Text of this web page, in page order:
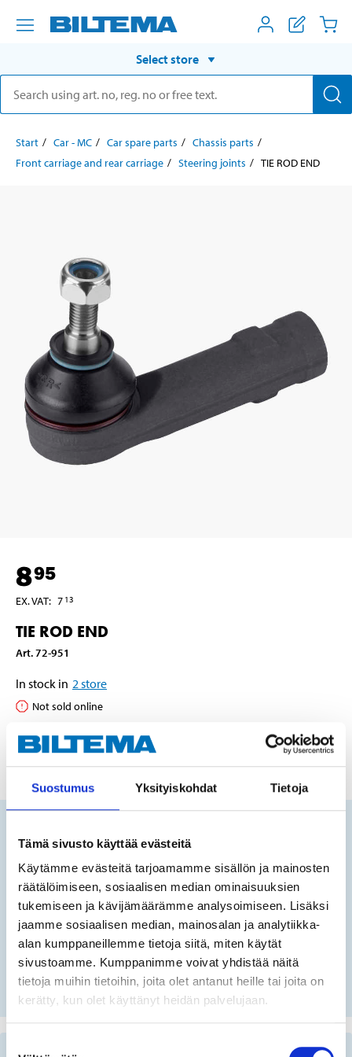
Suostumus Yksityiskohdat Tietoja
Tämä sivusto käyttää evästeitä
Käytämme evästeitä tarjoamamme sisällön ja mainosten
räätälöimiseen, sosiaalisen median ominaisuuksien
tukemiseen ja kävijämäärämme analysoimiseen. Lisäksi
jaamme sosiaalisen median, mainosalan ja analytiikka-
alan kumppaneillemme tietoja siitä, miten käytät
sivustoamme. Kumppanimme voivat yhdistää näitä
tietoja muihin tietoihin, joita olet antanut heille tai joita on
kerätty, kun olet käyttänyt heidän palvelujaan.
Select store
Start Car - MC Car spare parts
Chassis parts
Front carriage and rear carriage
Steering joints TIE ROD END
895
EX. VAT: 7 13
TIE ROD END
Art.72-951
In stock in 2 store
Not sold online
Does this product fit your vehicle?
No registration number?
SELECT CAR MANUALLY